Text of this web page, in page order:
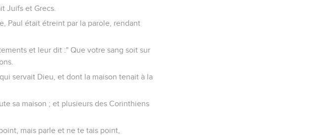
Juifs et Grecs.
Paul était étreint par la parole, rendant
et leur dit :" Que votre sang soit sur
servait Dieu, et dont la maison tenait à la
sa maison ; et plusieurs des Corinthiens
mais parle et ne te tais point,